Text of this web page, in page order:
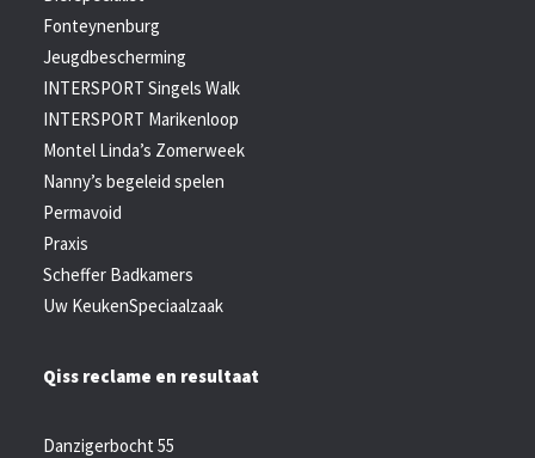
Fonteynenburg
Jeugdbescherming
INTERSPORT Singels Walk
INTERSPORT Marikenloop
Montel Linda’s Zomerweek
Nanny’s begeleid spelen
Permavoid
Praxis
Scheffer Badkamers
Uw KeukenSpeciaalzaak
Qiss reclame en resultaat
Danzigerbocht 55